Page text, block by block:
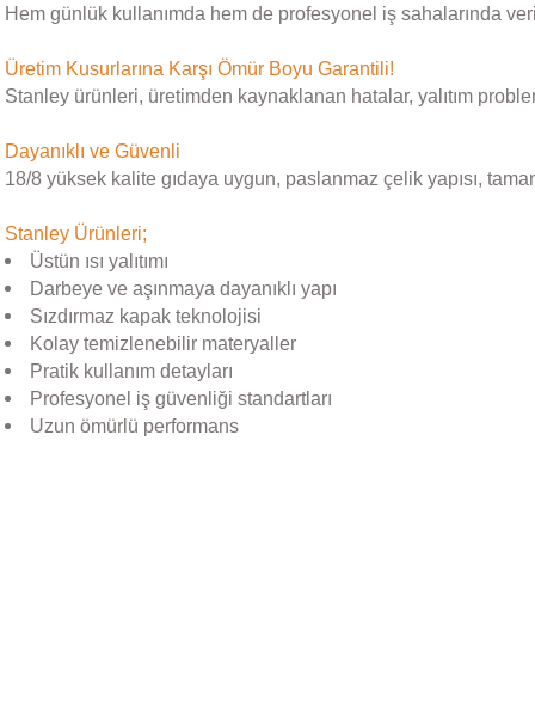
Hem günlük kullanımda hem de profesyonel iş sahalarında
Üretim Kusurlarına Karşı Ömür Boyu Garantili!
Stanley ürünleri, üretimden kaynaklanan hatalar, yalıtım
Dayanıklı ve Güvenli
18/8 yüksek kalite gıdaya uygun, paslanmaz çelik yapısı,
Stanley Ürünleri;
Üstün ısı yalıtımı
Darbeye ve aşınmaya dayanıklı yapı
Sızdırmaz kapak teknolojisi
Kolay temizlenebilir materyaller
Pratik kullanım detayları
Profesyonel iş güvenliği standartları
Uzun ömürlü performans